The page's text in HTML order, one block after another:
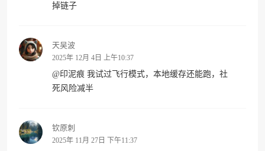
掉链子
天吴波
2025年 12月 4日 上午10:37
@印泥痕 我试过飞行模式，本地缓存还能跑，社
死风险减半
钦原刺
2025年 11月 27日 下午11:37